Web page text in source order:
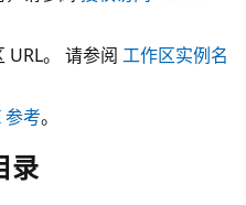
URL。 请参阅 工作区实例名
参考。
录